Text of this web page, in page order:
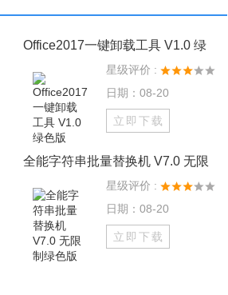
Office2017一键卸载工具 V1.0 绿
星级评价 :
日期：08-20
立即下载
全能字符串批量替换机 V7.0 无限
星级评价 :
日期：08-20
立即下载